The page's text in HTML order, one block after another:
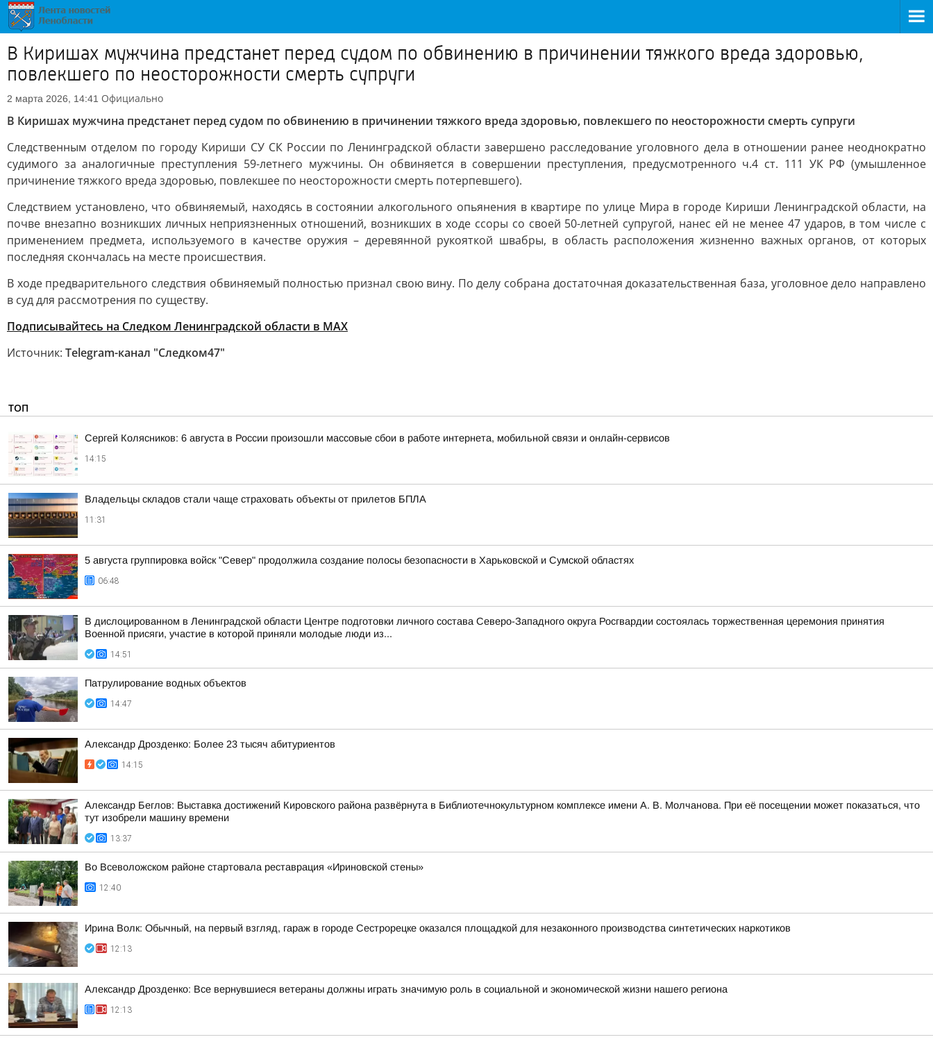
В Киришах мужчина предстанет перед судом по обвинению в причинении тяжкого вреда здоровью,
повлекшего по неосторожности смерть супруги
2 марта 2026, 14:41 Официально
В Киришах мужчина предстанет перед судом по обвинению в причинении тяжкого вреда здоровью, повлекшего по неосторожности смерть супруги
Следственным отделом по городу Кириши СУ СК России по Ленинградской области завершено расследование уголовного дела в отношении ранее неоднократно
судимого за аналогичные преступления 59-летнего мужчины. Он обвиняется в совершении преступления, предусмотренного ч.4 ст. 111 УК РФ (умышленное
причинение тяжкого вреда здоровью, повлекшее по неосторожности смерть потерпевшего).
Следствием установлено, что обвиняемый, находясь в состоянии алкогольного опьянения в квартире по улице Мира в городе Кириши Ленинградской области, на
почве внезапно возникших личных неприязненных отношений, возникших в ходе ссоры со своей 50-летней супругой, нанес ей не менее 47 ударов, в том числе с
применением предмета, используемого в качестве оружия – деревянной рукояткой швабры, в область расположения жизненно важных органов, от которых
последняя скончалась на месте происшествия.
В ходе предварительного следствия обвиняемый полностью признал свою вину. По делу собрана достаточная доказательственная база, уголовное дело направлено
в суд для рассмотрения по существу.
Подписывайтесь на Следком Ленинградской области в MAX
Источник: Telegram-канал "Следком47"
ТОП
Сергей Колясников: 6 августа в России произошли массовые сбои в работе интернета, мобильной связи и онлайн-сервисов
14:15
Владельцы складов стали чаще страховать объекты от прилетов БПЛА
11:31
5 августа группировка войск "Север" продолжила создание полосы безопасности в Харьковской и Сумской областях
06:48
В дислоцированном в Ленинградской области Центре подготовки личного состава Северо-Западного округа Росгвардии состоялась торжественная церемония принятия
Военной присяги, участие в которой приняли молодые люди из...
14:51
Патрулирование водных объектов
14:47
Александр Дрозденко: Более 23 тысяч абитуриентов
14:15
Александр Беглов: Выставка достижений Кировского района развёрнута в Библиотечнокультурном комплексе имени А. В. Молчанова. При её посещении может показаться, что
тут изобрели машину времени
13:37
Во Всеволожском районе стартовала реставрация «Ириновской стены»
12:40
Ирина Волк: Обычный, на первый взгляд, гараж в городе Сестрорецке оказался площадкой для незаконного производства синтетических наркотиков
12:13
Александр Дрозденко: Все вернувшиеся ветераны должны играть значимую роль в социальной и экономической жизни нашего региона
12:13